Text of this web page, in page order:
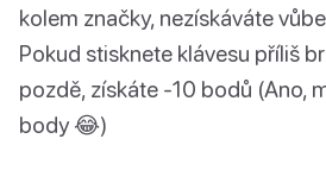
kolem značky, nezískáváte
Pokud stisknete klávesu příliš
pozdě, získáte -10 bodů (Ano,
body 😂)